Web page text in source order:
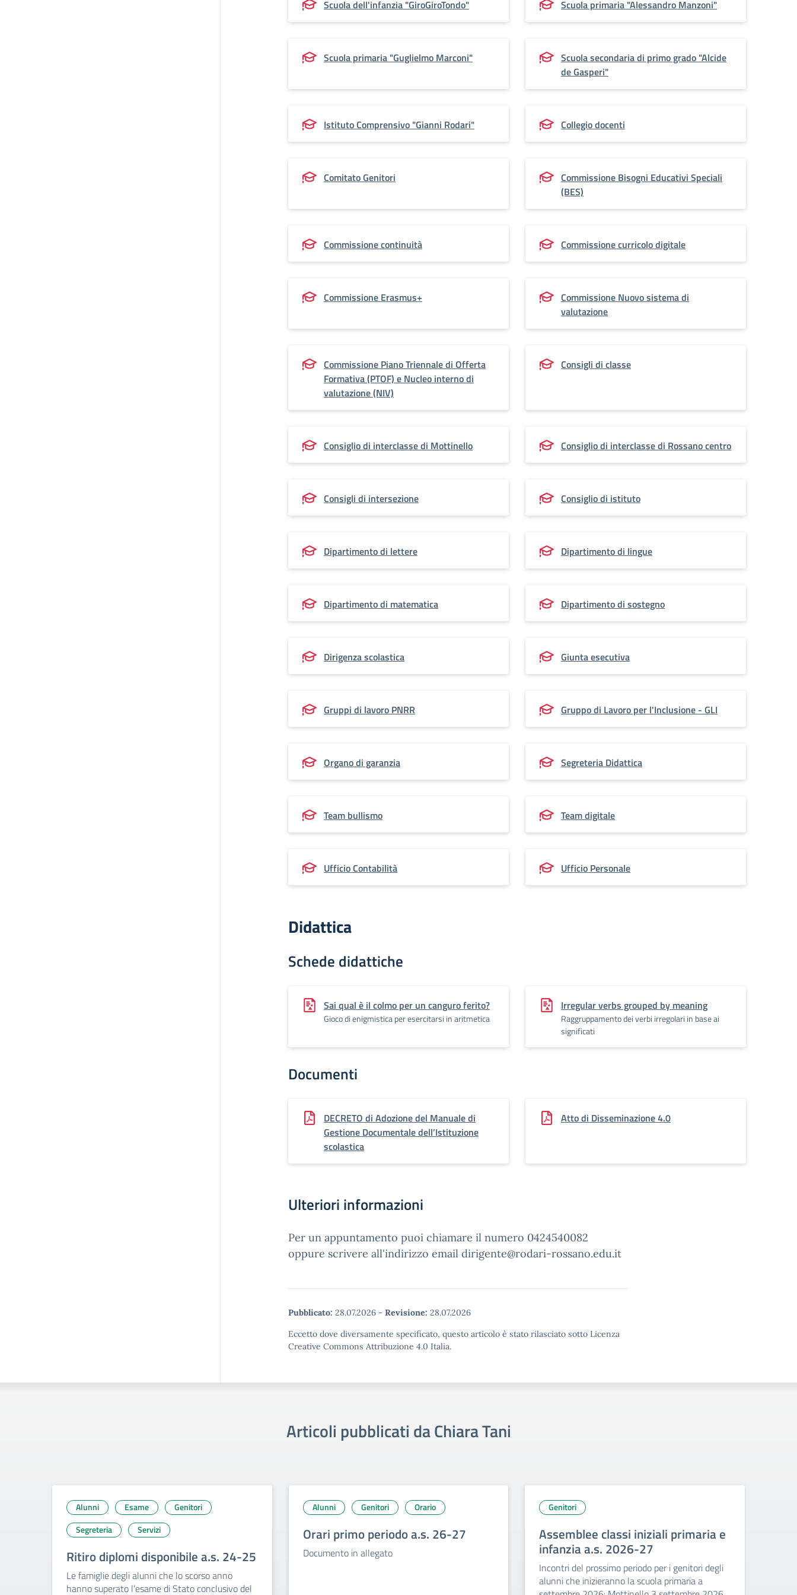
Scuola dell'infanzia "GiroGiroTondo" Scuola primaria "Alessandro Manzoni"
Scuola primaria "Guglielmo Marconi"
Scuola secondaria di primo grado "Alcide
de Gasperi"
Istituto Comprensivo "Gianni Rodari" Collegio docenti
Comitato Genitori
Commissione Bisogni Educativi Speciali
(BES)
Commissione continuità Commissione curricolo digitale
Commissione Erasmus+
Commissione Nuovo sistema di
valutazione
Commissione Piano Triennale di Offerta
Formativa (PTOF) e Nucleo interno di
valutazione (NIV)
Consigli di classe
Consiglio di interclasse di Mottinello Consiglio di interclasse di Rossano centro
Consigli di intersezione Consiglio di istituto
Dipartimento di lettere Dipartimento di lingue
Dipartimento di matematica Dipartimento di sostegno
Dirigenza scolastica Giunta esecutiva
Gruppi di lavoro PNRR Gruppo di Lavoro per l'Inclusione - GLI
Organo di garanzia Segreteria Didattica
Team bullismo Team digitale
Ufficio Contabilità Ufficio Personale
Didattica
Schede didattiche
Sai qual è il colmo per un canguro ferito?
Gioco di enigmistica per esercitarsi in aritmetica
Irregular verbs grouped by meaning
Raggruppamento dei verbi irregolari in base ai
significati
Documenti
DECRETO di Adozione del Manuale di
Gestione Documentale dell’Istituzione
scolastica
Atto di Disseminazione 4.0
Ulteriori informazioni
Per un appuntamento puoi chiamare il numero 0424540082
oppure scrivere all'indirizzo email dirigente@rodari-rossano.edu.it
Pubblicato: 28.07.2026 - Revisione: 28.07.2026
Eccetto dove diversamente specificato, questo articolo è stato rilasciato sotto Licenza
Creative Commons Attribuzione 4.0 Italia.
Articoli pubblicati da Chiara Tani
Alunni Esame
Genitori
Segreteria
Servizi
Ritiro diplomi disponibile a.s. 24-25
Le famiglie degli alunni che lo scorso anno
hanno superato l’esame di Stato conclusivo del
Alunni Genitori Orario
Orari primo periodo a.s. 26-27
Documento in allegato
Genitori
Assemblee classi iniziali primaria e
infanzia a.s. 2026-27
Incontri del prossimo periodo per i genitori degli
alunni che inizieranno la scuola primaria a